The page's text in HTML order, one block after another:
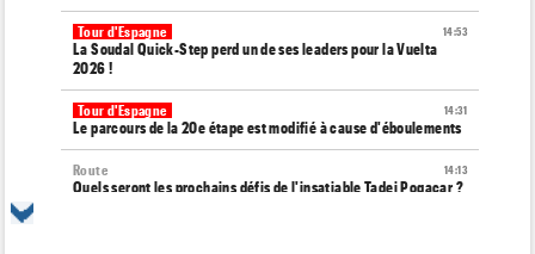
14:53
Tour d'Espagne
La Soudal Quick-Step perd un de ses leaders pour la Vuelta
2026 !
14:31
Tour d'Espagne
Le parcours de la 20e étape est modifié à cause d'éboulements
14:13
Route
Quels seront les prochains défis de l'insatiable Tadej Pogacar ?